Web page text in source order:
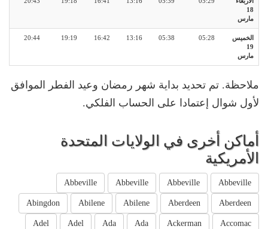
18
مارس
الخميس
19
مارس
05:28
05:38
13:16
16:42
19:19
20:44
ملاحظة. تم تحديد بداية شهر رمضان وعيد الفطر الموافق
لأول شوال إعتمادا على الحساب الفلكي.
أماكن أخرى في الولايات المتحدة
الأمريكية
Abbeville
Abbeville
Abbeville
Abbeville
Aberdeen
Aberdeen
Abilene
Abilene
Abingdon
Accomac
Ackerman
Ada
Ada
Adel
Adel